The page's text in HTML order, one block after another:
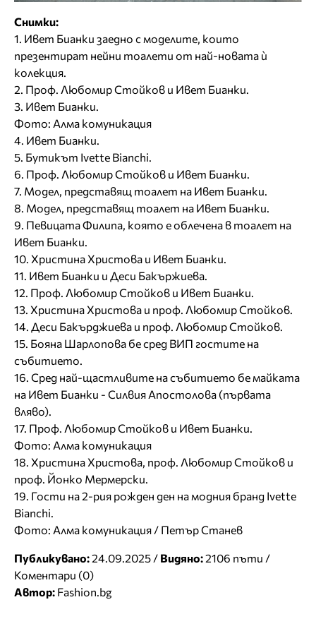
Снимки:
1. Ивет Бианки заедно с моделите, които
презентират нейни тоалети от най-новата ѝ
колекция.
2. Проф. Любомир Стойков и Ивет Бианки.
3. Ивет Бианки.
Фото: Алма комуникация
4. Ивет Бианки.
5. Бутикът Ivette Bianchi.
6. Проф. Любомир Стойков и Ивет Бианки.
7. Модел, представящ тоалет на Ивет Бианки.
8. Модел, представящ тоалет на Ивет Бианки.
9. Певицата Филипа, която е облечена в тоалет на
Ивет Бианки.
10. Христина Христова и Ивет Бианки.
11. Ивет Бианки и Деси Бакържиева.
12. Проф. Любомир Стойков и Ивет Бианки.
13. Христина Христова и проф. Любомир Стойков.
14. Деси Бакърджиева и проф. Любомир Стойков.
15. Бояна Шарлопова бе сред ВИП гостите на
събитието.
16. Сред най-щастливите на събитието бе майката
на Ивет Бианки - Силвия Апостолова (първата
вляво).
17. Проф. Любомир Стойков и Ивет Бианки.
Фото: Алма комуникация
18. Христина Христова, проф. Любомир Стойков и
проф. Йонко Мермерски.
19. Гости на 2-рия рожден ден на модния бранд Ivette
Bianchi.
Фото: Алма комуникация / Петър Станев
Публикувано:24.09.2025 / Видяно:2106 пъти /
Коментари (0)
Автор: Fashion.bg